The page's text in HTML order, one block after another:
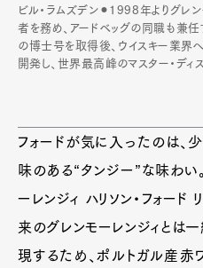
ビル・ラムズデン⚫︎1998年よりグレ
者を務め、アードベッグの同職も兼任
の博士号を取得後、ウイスキー業界
開発し、世界最高峰のマスター・ディス
フォードが気に入ったのは、
味のある“タンジー”な味わい
ーレンジィ ハリソン・フォード
来のグレンモーレンジィとは
現するため、ポルトガル産